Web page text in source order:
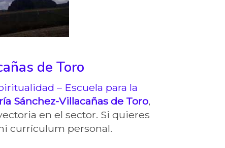
de Toro
– Escuela para la
Sánchez-Villacañas de Toro,
en el sector. Si quieres
currículum personal.